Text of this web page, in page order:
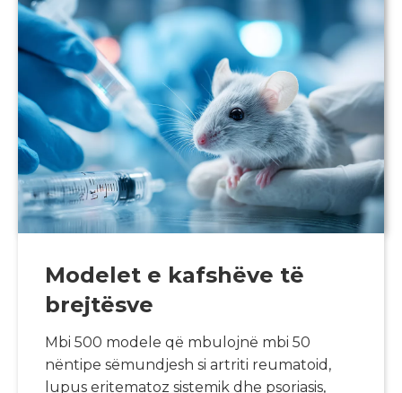
Modelet e kafshëve të
brejtësve
Mbi 500 modele që mbulojnë mbi 50
nëntipe sëmundjesh si artriti reumatoid,
lupus eritematoz sistemik dhe psoriasis,